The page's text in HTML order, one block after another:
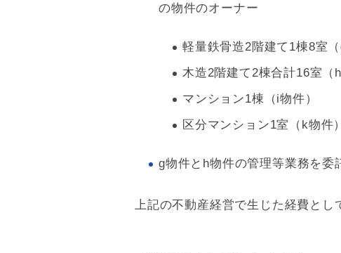
の物件のオーナー
軽量鉄骨造2階建て1棟8室（
木造2階建て2棟合計16室（h
マンション1棟（i物件）
区分マンション1室（k物件）
g物件とh物件の管理等業務を委
上記の不動産経営で生じた経費とし